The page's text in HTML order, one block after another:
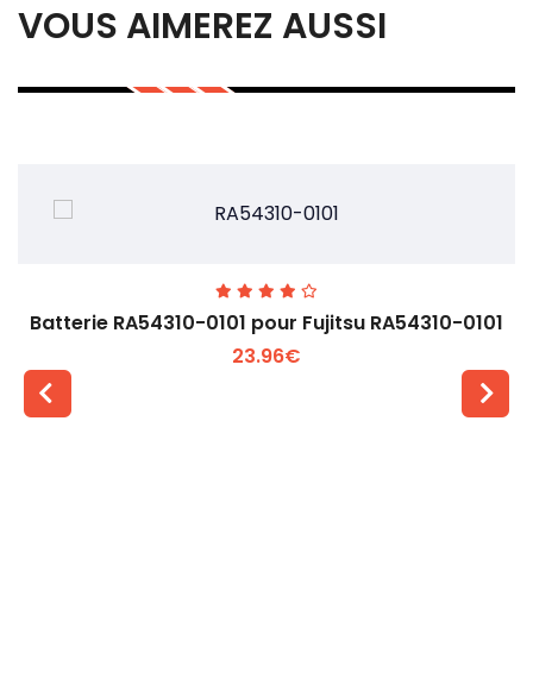
VOUS AIMEREZ AUSSI
Batterie RA54310-0101 pour Fujitsu RA54310-0101
23.96€